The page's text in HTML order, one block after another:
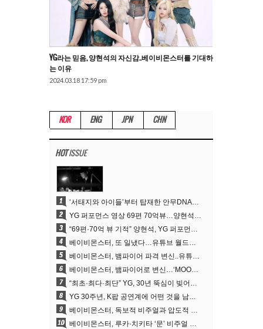
YG라는 믿음, 양현석의 자신감..베이비몬스터를 기대하
는 이유
2024.03.18 17:59 pm
KOR ENG JPN CHN
HOTISSUE
1 ‘서태지와 아이들’부터 탑재한 안무DNA…양현석, YG 퍼포먼스 비디오 70억 뷰 신화의 시작
2 YG 퍼포먼스 영상 69편 70억뷰…양현석 제작 철학 통했다
3 “69편·70억 뷰 기적” 양현석, YG 퍼포먼스 비디오 100% 직접 만든 이유
4 베이비몬스터, 또 일냈다…유튜브 월드와이드 1위
5 베이비몬스터, 뱀파이어 파격 변신..유튜브 트렌딩 1위 직행
6 베이비몬스터, 뱀파이어로 변신…‘MOON’으로 찍은 3개월 프로젝트
7 “최초·최다·최단” YG, 30년 뚝심이 빚어낸 K팝 투어의 새 지평
8 YG 30주년, K팝 공연계에 어떤 것을 남겼나
9 베이비몬스터, 독보적 비주얼과 압도적 소화력..’MOON’
10 베이비몬스터, 루카·치키타 ‘문’ 비주얼 공개…절제된 카리스마·유니크 비주얼